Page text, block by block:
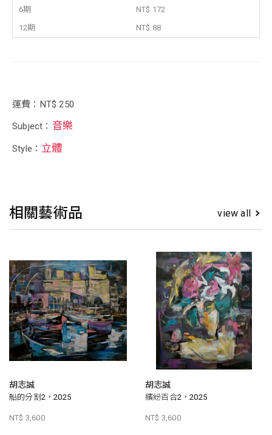
6期
NT$ 172
12期
NT$ 88
運費：NT$ 250
Subject： 音樂
Style： 立體
相關藝術品 view all
胡志誠
船的分割2，2025
NT$ 3,600
胡志誠
繽紛百合2，2025
NT$ 3,600